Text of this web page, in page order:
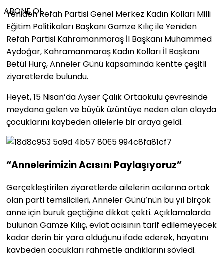
ABONE OL
Yeniden Refah Partisi Genel Merkez Kadın Kolları Milli
Eğitim Politikaları BaşkanıGamze Kılıçile Yeniden
Refah Partisi Kahramanmaraş İl Başkanı Muhammed
Aydoğar, Kahramanmaraş Kadın Kolları İl Başkanı
Betül Hurç, Anneler Günü kapsamında kentte çeşitli
ziyaretlerde bulundu.
Heyet, 15 Nisan’da Ayser Çalık Ortaokulu çevresinde
meydana gelen ve büyük üzüntüye neden olan olayda
çocuklarını kaybeden ailelerle bir araya geldi.
“Annelerimizin Acısını Paylaşıyoruz”
Gerçekleştirilen ziyaretlerde ailelerin acılarına ortak
olan parti temsilcileri, Anneler Günü’nün bu yıl birçok
anne için buruk geçtiğine dikkat çekti. Açıklamalarda
bulunan Gamze Kılıç, evlat acısının tarif edilemeyecek
kadar derin bir yara olduğunu ifade ederek, hayatını
kaybeden çocukları rahmetle andıklarını söyledi.